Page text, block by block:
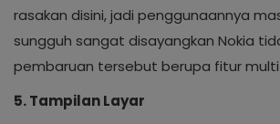
rasakan disini, jadi penggunaannya
sungguh sangat disayangkan Nokia
pembaruan tersebut berupa fitur
5. Tampilan Layar